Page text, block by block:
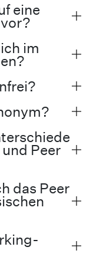
eine
im
Peer
das Peer